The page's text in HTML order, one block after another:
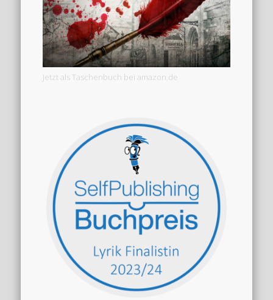
Jetzt als Taschenbuch bei amazon.de